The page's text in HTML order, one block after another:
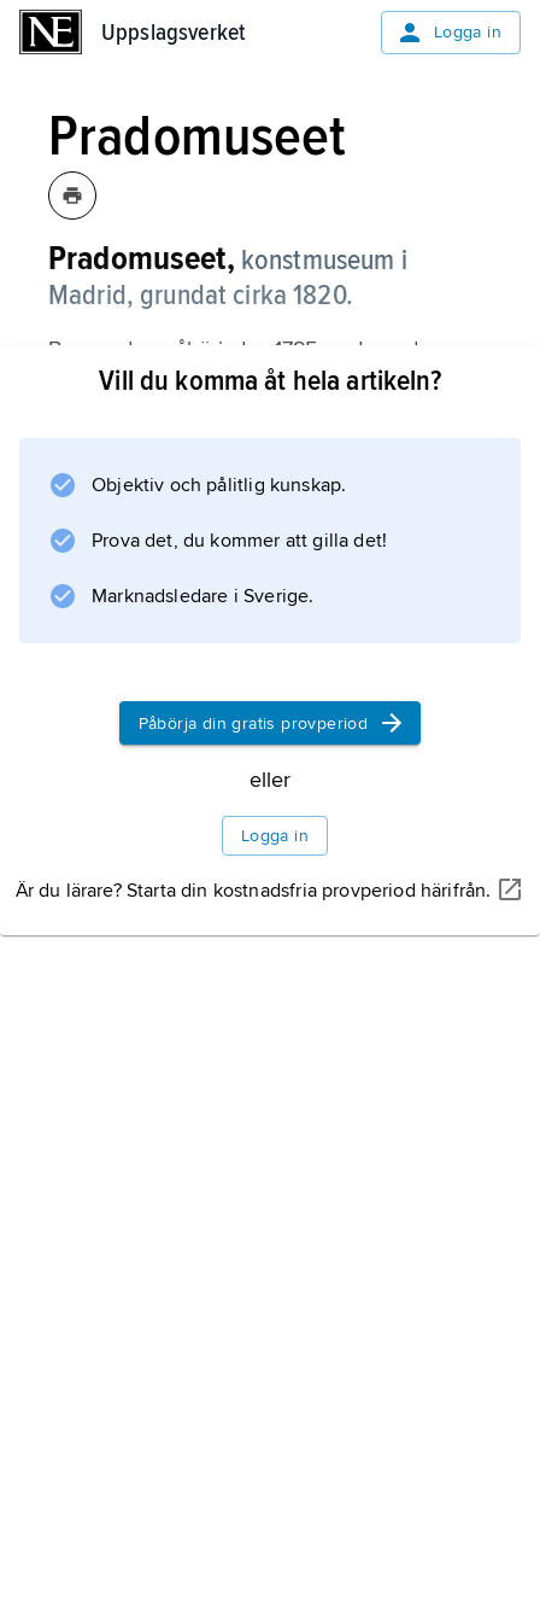
Uppslagsverket Logga in
Pradomuseet
Pradomuseet, konstmuseum i
Madrid, grundat cirka 1820.
Byggnaden påbörjades 1785 av Juan de
Villanueva. Pradomuseet är ett av världens
och Zurbarán, vidare större delen av Goyas
och nederländsk konst med mera.
Vill du komma åt hela artikeln?
Objektiv och pålitlig kunskap.
Prova det, du kommer att gilla det!
Marknadsledare i Sverige.
Påbörja din gratis provperiod
eller
Logga in
Är du lärare? Starta din kostnadsfria provperiod härifrån.